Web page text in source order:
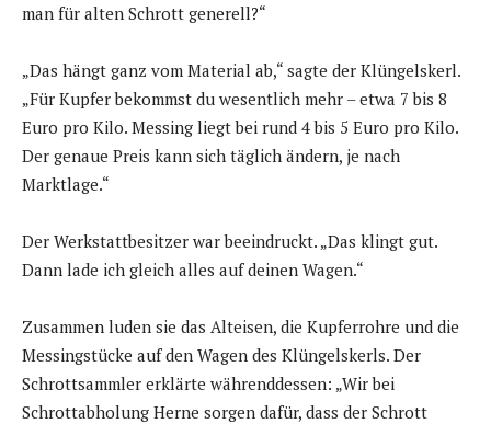
man für alten Schrott generell?“
„Das hängt ganz vom Material ab,“ sagte der Klüngelskerl.
„Für Kupfer bekommst du wesentlich mehr – etwa 7 bis 8
Euro pro Kilo. Messing liegt bei rund 4 bis 5 Euro pro Kilo.
Der genaue Preis kann sich täglich ändern, je nach
Marktlage.“
Der Werkstattbesitzer war beeindruckt. „Das klingt gut.
Dann lade ich gleich alles auf deinen Wagen.“
Zusammen luden sie das Alteisen, die Kupferrohre und die
Messingstücke auf den Wagen des Klüngelskerls. Der
Schrottsammler erklärte währenddessen: „Wir bei
Schrottabholung Herne sorgen dafür, dass der Schrott